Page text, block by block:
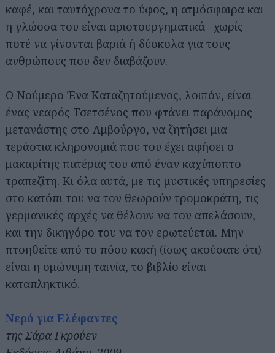
καφέ, και ταυτόχρονα το ύφος, η ατμόσφαιρα και
η γλώσσα του είναι αριστουργηματικά –χωρίς
ποτέ να γίνονται βαριά ή δύσκολα για τους
ανθρώπους που δεν διαβάζουν.
Ο Νούμερο Ένα Καταζητούμενος, λοιπόν, είναι
ένας νεαρός Τσετσένος που φτάνει παράνομος
μετανάστης στο Αμβούργο, να ζητήσει μια
τεράστια κληρονομιά που του έχει αφήσει ο
μακαρίτης πατέρας του από έναν καχύποπτο
τραπεζίτη. Κι όλα αυτά, με τις μυστικές υπηρεσίες
στο κατόπι του να τον θεωρούν τρομοκράτη, τις
γερμανικές αρχές να θέλουν να τον απελάσουν,
και την δικηγόρο του να τον ερωτεύεται. Μην
πτοηθείτε από το πόσο κακή (ίσως ακούσατε ότι)
είναι η ομώνυμη ταινία, το βιβλίο είναι
καταπληκτικό.
Νερό για Ελέφαντες
της Σάρα Γκρούεν